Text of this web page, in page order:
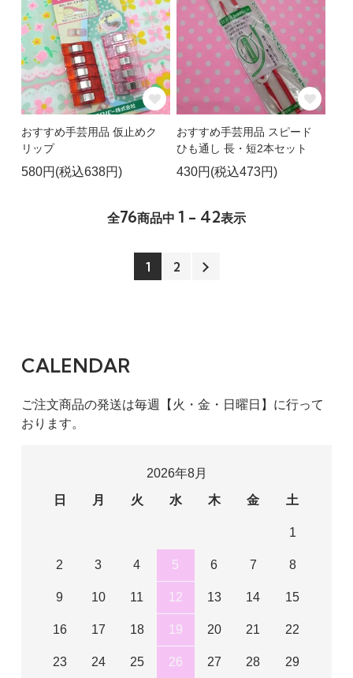
おすすめ手芸用品 仮止めク
リップ
580円(税込638円)
おすすめ手芸用品 スピード
ひも通し 長・短2本セット
430円(税込473円)
全76商品中 1 - 42表示
1 2
CALENDAR
ご注文商品の発送は毎週【火・金・日曜日】に行って
おります。
2026年8月
日
月 火 水 木 金 土
1
2 3 4 5 6 7 8
9 10 11 12 13 14 15
16 17 18 19 20 21 22
23 24 25 26 27 28 29